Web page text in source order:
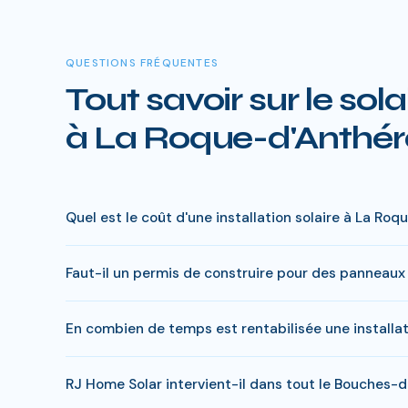
QUESTIONS FRÉQUENTES
Tout savoir sur le
à La Roque-
Quel est le coût d'une installation solaire à La
réduite), le reste à charge peut descendre sous 4 000
Faut-il un permis de construire pour des
peuvent s'appliquer. RJ Home Solar gère toutes ces
En combien de temps est rentabilisée une
significativement ce delai.
RJ Home Solar intervient-il dans tout le Bouches-